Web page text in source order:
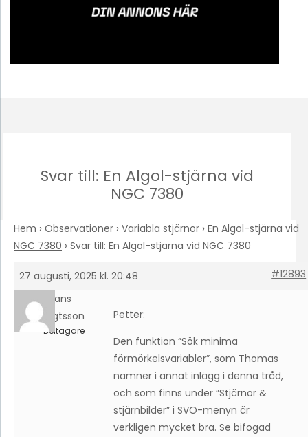
Svar till: En Algol-stjärna vid
NGC 7380
Hem › Observationer › Variabla stjärnor › En Algol-stjärna vid
NGC 7380 › Svar till: En Algol-stjärna vid NGC 7380
27 augusti, 2025 kl. 20:48
#12893
Hans
Bengtsson
Deltagare
Petter:
Den funktion ”Sök minima
förmörkelsvariabler”, som Thomas
nämner i annat inlägg i denna tråd,
och som finns under ”Stjärnor &
stjärnbilder” i SVO-menyn är
verkligen mycket bra. Se bifogad